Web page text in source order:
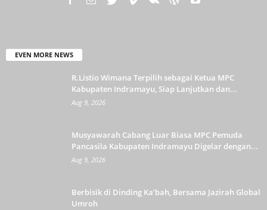
EVEN MORE NEWS
R.Listio Wimana Terpilih sebagai Ketua MPC
Kabupaten Indramayu, Siap Lanjutkan dan...
Aug 9, 2026
Musyawarah Cabang Luar Biasa MPC Pemuda
Pancasila Kabupaten Indramayu Digelar dengan...
Aug 9, 2026
Berbisik di Dinding Ka’bah, Bersama Jazirah Global
Umroh